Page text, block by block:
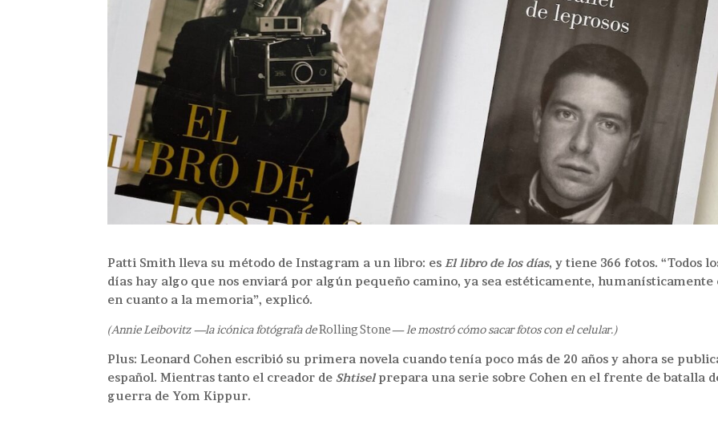
Patti Smith lleva su método de Instagram a un libro: es El libro de los días, y tiene 366 fotos. “Todos
días hay algo que nos enviará por algún pequeño camino, ya sea estéticamente, humanísticamente
en cuanto a la memoria”, explicó.
(Annie Leibovitz —la icónica fotógrafa deRolling Stone— le mostró cómo sacar fotos con el celular.)
Plus: Leonard Cohen escribió su primera novela cuando tenía poco más de 20 años y ahora se
español. Mientras tanto el creador de Shtiselprepara una serie sobre Cohen en el frente de batalla
guerra de Yom Kippur.